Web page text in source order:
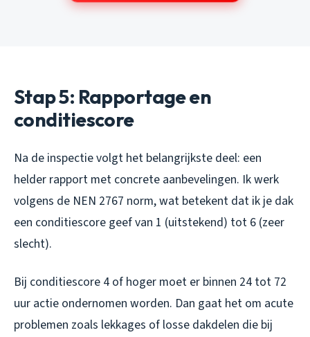
Stap 5: Rapportage en
conditiescore
Na de inspectie volgt het belangrijkste deel: een
helder rapport met concrete aanbevelingen. Ik werk
volgens de NEN 2767 norm, wat betekent dat ik je dak
een conditiescore geef van 1 (uitstekend) tot 6 (zeer
slecht).
Bij conditiescore 4 of hoger moet er binnen 24 tot 72
uur actie ondernomen worden. Dan gaat het om acute
problemen zoals lekkages of losse dakdelen die bij